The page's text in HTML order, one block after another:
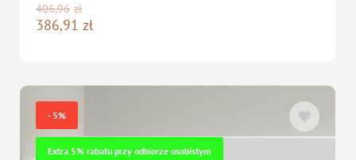
zł
406,96
zł
386,91
- 5%
Extra 5% rabatu przy odbiorze osobistym